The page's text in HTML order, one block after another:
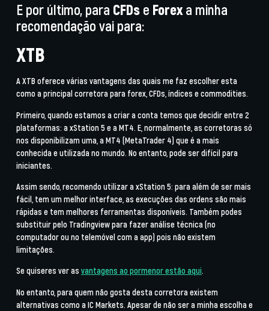
E por último, para CFDs e Forex a minha
recomendação vai para:
XTB
A XTB oferece várias vantagens das quais me faz escolher esta
como a principal corretora para forex, CFDs, índices e commodities.
Primeiro, quando estamos a criar a conta temos que decidir entre 2
plataformas: a xStation 5 e a MT4. E, normalmente, as corretoras só
nos disponibilizam uma, a MT4 (MetaTrader 4) que é a mais
conhecida e utilizada no mundo. No entanto, pode ser difícil para
iniciantes.
Assim sendo, recomendo utilizar a xStation 5: para além de ser mais
fácil, tem um melhor interface, as execuções das ordens são mais
rápidas e tem melhores ferramentas disponíveis. Também podes
substituir pelo Tradingview para fazer análise técnica (no
computador ou no telemóvel com a app) pois não existem
limitações.
Se quiseres ver as vantagens ao pormenor estão aqui.
No entanto, para quem não gosta desta corretora existem
alternativas como a IC Markets. Apesar de não ser a minha escolha e